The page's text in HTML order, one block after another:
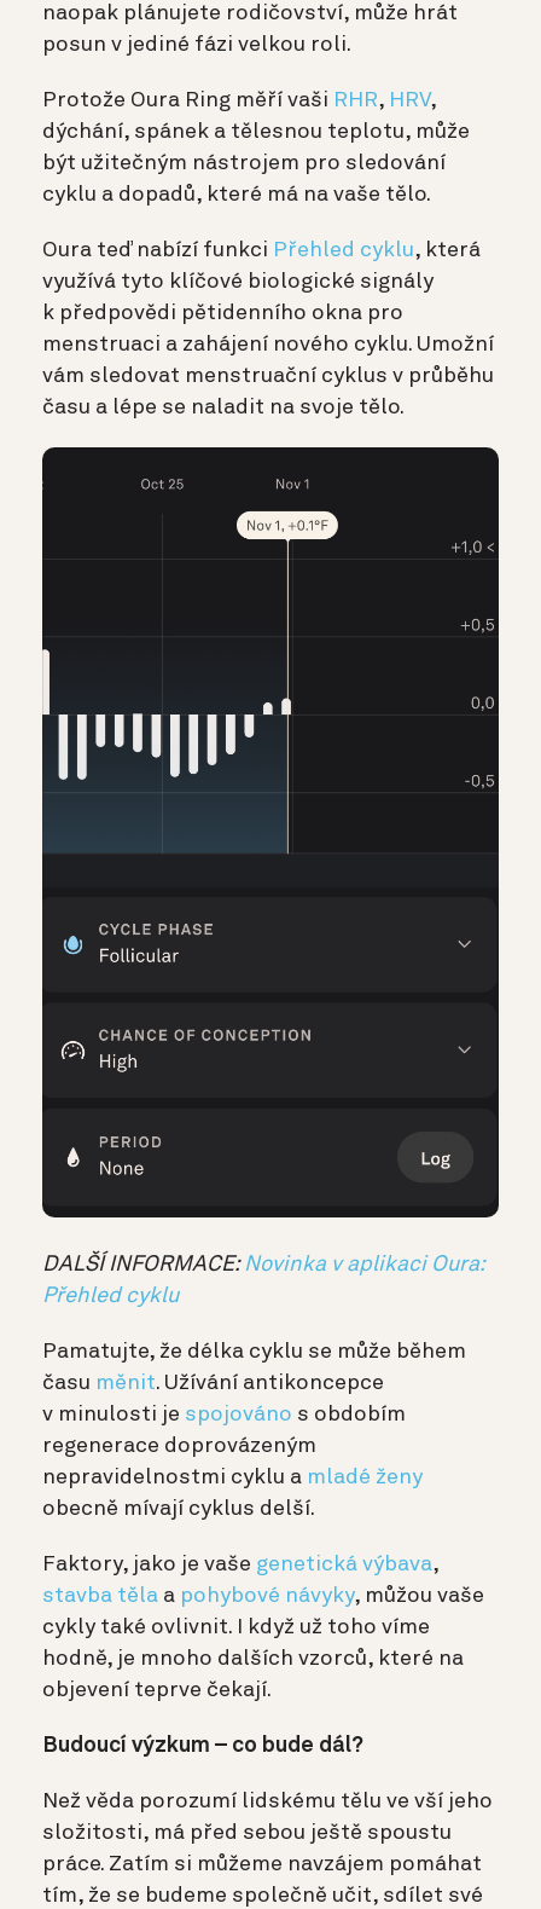
naopak plánujete rodičovství, může hrát
posun v jediné fázi velkou roli.
Protože Oura Ring měří vaši RHR, HRV,
dýchání, spánek a tělesnou teplotu, může
být užitečným nástrojem pro sledování
cyklu a dopadů, které má na vaše tělo.
Oura teď nabízí funkci Přehled cyklu, která
využívá tyto klíčové biologické signály
k předpovědi pětidenního okna pro
menstruaci a zahájení nového cyklu. Umožní
vám sledovat menstruační cyklus v průběhu
času a lépe se naladit na svoje tělo.
DALŠÍ INFORMACE: Novinka v aplikaci Oura:
Přehled cyklu
Pamatujte, že délka cyklu se může během
času měnit. Užívání antikoncepce
v minulosti je spojováno s obdobím
regenerace doprovázeným
nepravidelnostmi cyklu a mladé ženy
obecně mívají cyklus delší.
Faktory, jako je vaše genetická výbava,
stavba těla a pohybové návyky, můžou vaše
cykly také ovlivnit. I když už toho víme
hodně, je mnoho dalších vzorců, které na
objevení teprve čekají.
Budoucí výzkum – co bude dál?
Než věda porozumí lidskému tělu ve vší jeho
složitosti, má před sebou ještě spoustu
práce. Zatím si můžeme navzájem pomáhat
tím, že se budeme společně učit, sdílet své